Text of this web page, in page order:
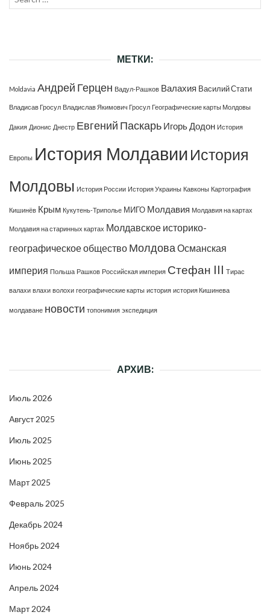
МЕТКИ:
Moldavia Андрей Герцен Вадул-Рашков Валахия Василий Стати
Владисав Гросул Владислав Якимович Гросул Географические карты Молдовы
Дакия Дионис Днестр Евгений Паскарь Игорь Додон История
Европы История Молдавии История
Молдовы История России История Украины Кавконы Картография
Кишинёв Крым Кукутень-Триполье МИГО Молдавия Молдавия на картах
Молдавия на старинных картах Молдавское историко-
географическое общество МолдоваОсманская
империя Польша Рашков Российская империя Стефан III Тирас
валахи влахи волохи географические карты история история Кишинева
молдаване новости топонимия экспедиция
АРХИВ:
Июль 2026
Август 2025
Июль 2025
Июнь 2025
Март 2025
Февраль 2025
Декабрь 2024
Ноябрь 2024
Июнь 2024
Апрель 2024
Март 2024